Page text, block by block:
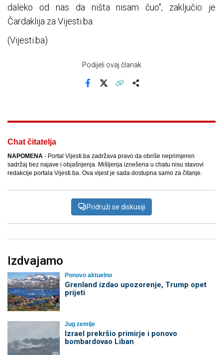
daleko od nas da ništa nisam čuo", zaključio je
Čardaklija za Vijesti.ba.
(Vijesti.ba)
Podijeli ovaj članak
Chat čitatelja
NAPOMENA - Portal Vijesti.ba zadržava pravo da obriše neprimjeren
sadržaj bez najave i objašnjenja. Mišljenja iznešena u chatu nisu stavovi
redakcije portala Vijesti.ba. Ova vijest je sada dostupna samo za čitanje.
Pridruži se diskusiji
Izdvajamo
Ponovo aktuelno
Grenland izdao upozorenje, Trump opet
prijeti
Jug zemlje
Izrael prekršio primirje i ponovo
bombardovao Liban